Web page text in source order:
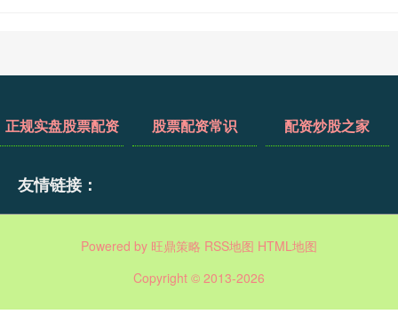
正规实盘股票配资 股票配资常识 配资炒股之家
友情链接：
Powered by 旺鼎策略 RSS地图 HTML地图
Copyright © 2013-2026